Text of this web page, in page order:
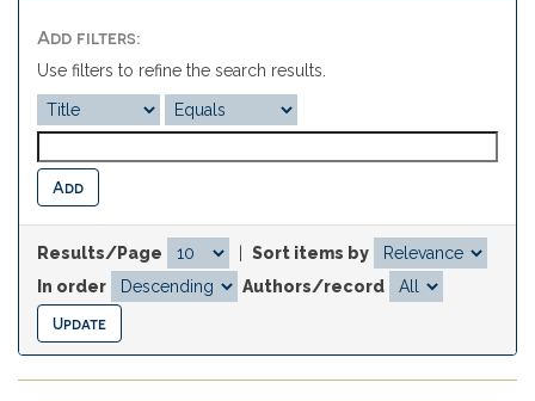
Add filters:
Use filters to refine the search results.
Results/Page
Sort items by
In order
Authors/record